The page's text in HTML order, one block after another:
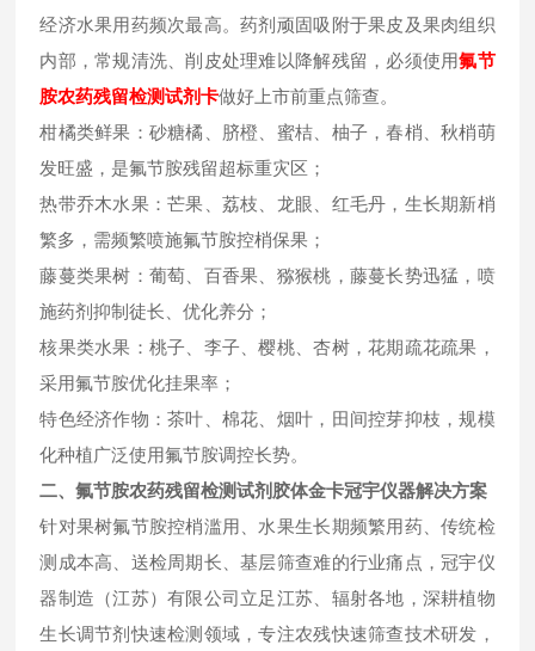
经济水果用药频次最高。药剂顽固吸附于果皮及果肉组织
内部，常规清洗、削皮处理难以降解残留，必须使用氟节
胺农药残留检测试剂卡做好上市前重点筛查。
柑橘类鲜果：砂糖橘、脐橙、蜜桔、柚子，春梢、秋梢萌
发旺盛，是氟节胺残留超标重灾区；
热带乔木水果：芒果、荔枝、龙眼、红毛丹，生长期新梢
繁多，需频繁喷施氟节胺控梢保果；
藤蔓类果树：葡萄、百香果、猕猴桃，藤蔓长势迅猛，喷
施药剂抑制徒长、优化养分；
核果类水果：桃子、李子、樱桃、杏树，花期疏花疏果，
采用氟节胺优化挂果率；
特色经济作物：茶叶、棉花、烟叶，田间控芽抑枝，规模
化种植广泛使用氟节胺调控长势。
二、氟节胺农药残留检测试剂胶体金卡冠宇仪器解决方案
针对果树氟节胺控梢滥用、水果生长期频繁用药、传统检
测成本高、送检周期长、基层筛查难的行业痛点，冠宇仪
器制造（江苏）有限公司立足江苏、辐射各地，深耕植物
生长调节剂快速检测领域，专注农残快速筛查技术研发，